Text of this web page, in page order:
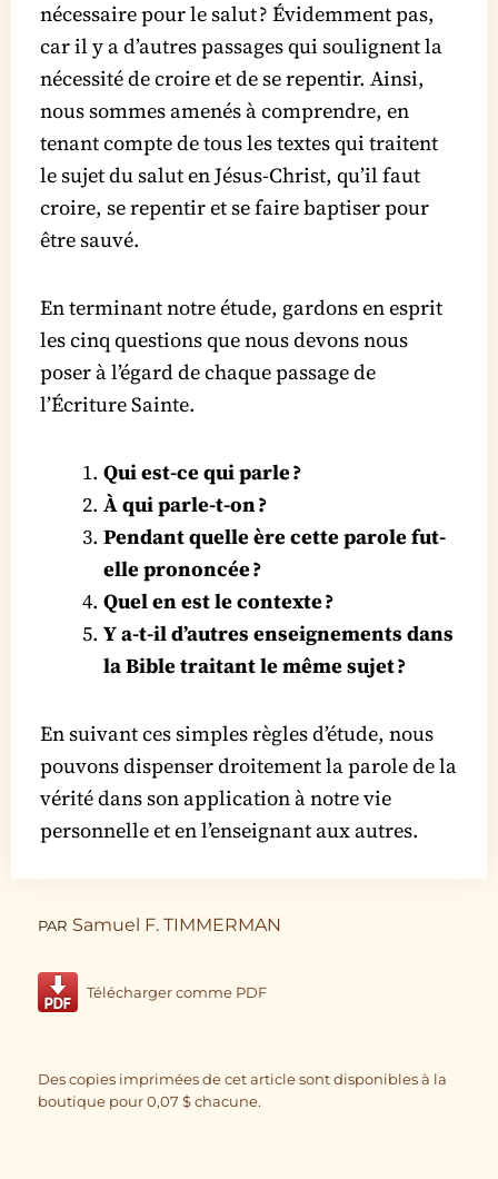
nécessaire pour le salut ? Évidemment pas,
car il y a d’autres passages qui soulignent la
nécessité de croire et de se repentir. Ainsi,
nous sommes amenés à comprendre, en
tenant compte de tous les textes qui traitent
le sujet du salut en Jésus-Christ, qu’il faut
croire, se repentir et se faire baptiser pour
être sauvé.
En terminant notre étude, gardons en esprit
les cinq questions que nous devons nous
poser à l’égard de chaque passage de
l’Écriture Sainte.
Qui est-ce qui parle ?
À qui parle-t-on ?
Pendant quelle ère cette parole fut-
elle prononcée ?
Quel en est le contexte ?
Y a-t-il d’autres enseignements dans
la Bible traitant le même sujet ?
En suivant ces simples règles d’étude, nous
pouvons dispenser droitement la parole de la
vérité dans son application à notre vie
personnelle et en l’enseignant aux autres.
PAR Samuel F. TIMMERMAN
Télécharger comme PDF
Des copies imprimées de cet article sont disponibles à la
boutique pour0,07$chacune.